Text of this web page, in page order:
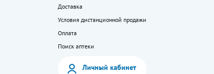
Доставка
Условия дистанционной продажи
Оплата
Поиск аптеки
Личный кабинет